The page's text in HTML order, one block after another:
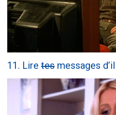
11. Lire tes messages